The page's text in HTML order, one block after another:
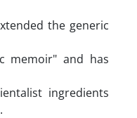
the generic
memoir" and has
ingredients